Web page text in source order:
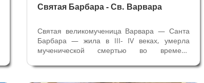
Святая Барбара - Св. Варвара
Святая великомученица Варвара — Санта
Барбара — жила в III- IV веках, умерла
мученической смертью во времена
века при правлении Массимиана Галерия